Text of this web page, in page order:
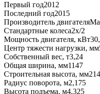
Первый год2012
Последний год2015
Производитель двигателя
Стандартные колеса2x/2
Мощность двигателя, кВт
Центр тяжести нагрузки, мм
Собственный вес, т3,24
Общая ширина, мм1147
Строительная высота, мм
Радиус поворота, м2,175
Высота подъема, м4,325